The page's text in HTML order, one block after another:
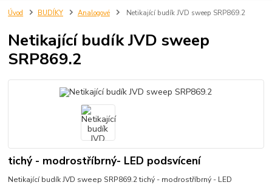
Úvod BUDÍKY Analogové Netikající budík JVD sweep SRP869.2
Netikající budík JVD sweep
SRP869.2
tichý - modrostříbrný- LED podsvícení
Netikající budík JVD sweep SRP869.2 tichý - modrostříbrný - LED